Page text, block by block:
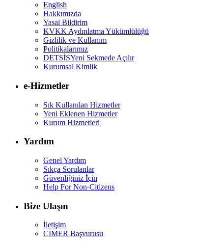
English
Hakkımızda
Yasal Bildirim
KVKK Aydınlatma Yükümlülüğü
Gizlilik ve Kullanım
Politikalarımız
DETSİSYeni Sekmede Açılır
Kurumsal Kimlik
e-Hizmetler
Sık Kullanılan Hizmetler
Yeni Eklenen Hizmetler
Kurum Hizmetleri
Yardım
Genel Yardım
Sıkça Sorulanlar
Güvenliğiniz İçin
Help For Non-Citizens
Bize Ulaşın
İletişim
CİMER Başvurusu